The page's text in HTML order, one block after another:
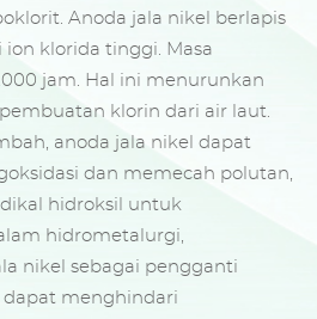
Anoda jala nikel berlapis
klorida tinggi. Masa
jam. Hal ini menurunkan
klorin dari air laut.
anoda jala nikel dapat
dan memecah polutan,
hidroksil untuk
hidrometalurgi,
nikel sebagai pengganti
menghindari